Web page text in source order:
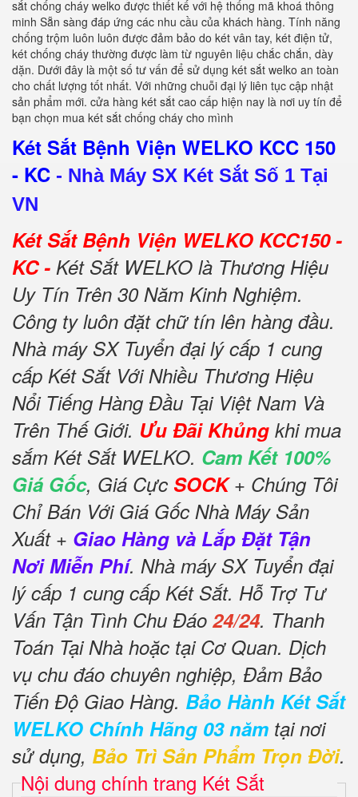
sắt chống cháy welko được thiết kế với hệ thống mã khoá thông
minh Sẵn sàng đáp ứng các nhu cầu của khách hàng. Tính năng
chống trộm luôn luôn được đảm bảo do két vân tay, két điện tử,
két chống cháy thường được làm từ nguyên liệu chắc chắn, dày
dặn. Dưới đây là một số tư vấn để sử dụng két sắt welko an toàn
cho chất lượng tốt nhất. Với những chuỗi đại lý liên tục cập nhật
sản phẩm mới. cửa hàng két sắt cao cấp hiện nay là nơi uy tín để
bạn chọn mua két sắt chống cháy cho mình
Két Sắt Bệnh Viện WELKO KCC 150
- KC - Nhà Máy SX Két Sắt Số 1 Tại
VN
Két Sắt Bệnh Viện WELKO KCC150 -
KC - Két Sắt WELKO là Thương Hiệu
Uy Tín Trên 30 Năm Kinh Nghiệm.
Công ty luôn đặt chữ tín lên hàng đầu.
Nhà máy SX Tuyển đại lý cấp 1 cung
cấp Két Sắt Với Nhiều Thương Hiệu
Nổi Tiếng Hàng Đầu Tại Việt Nam Và
Trên Thế Giới. Ưu Đãi Khủng khi mua
sắm Két Sắt WELKO. Cam Kết 100%
Giá Gốc, Giá Cực SOCK+ Chúng Tôi
Chỉ Bán Với Giá Gốc Nhà Máy Sản
Xuất + Giao Hàng và Lắp Đặt Tận
Nơi Miễn Phí. Nhà máy SX Tuyển đại
lý cấp 1 cung cấp Két Sắt. Hỗ Trợ Tư
Vấn Tận Tình Chu Đáo 24/24. Thanh
Toán Tại Nhà hoặc tại Cơ Quan. Dịch
vụ chu đáo chuyên nghiệp, Đảm Bảo
Tiến Độ Giao Hàng. Bảo Hành Két Sắt
WELKO Chính Hãng 03 năm tại nơi
sử dụng, Bảo Trì Sản Phẩm Trọn Đời.
Nội dung chính trang Két Sắt